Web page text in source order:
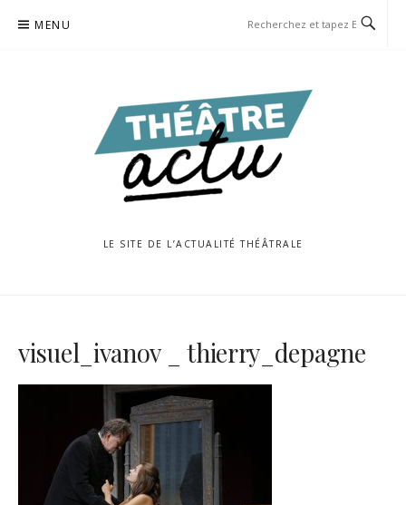
MENU
LE SITE DE L’ACTUALITÉ THÉÂTRALE
visuel_ivanov _ thierry_depagne